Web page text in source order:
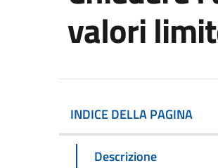
valori
INDICE DELLA PAGINA
Descrizione